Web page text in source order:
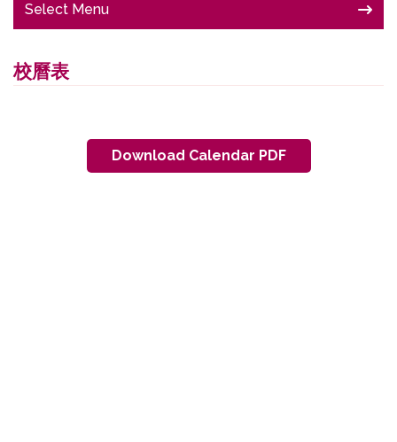
Select Menu
校曆表
Download Calendar PDF